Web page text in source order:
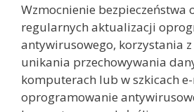
Wzmocnienie bezpieczeństwa
regularnych aktualizacji
antywirusowego, korzystania z
unikania przechowywania
komputerach lub w szkicach
oprogramowanie